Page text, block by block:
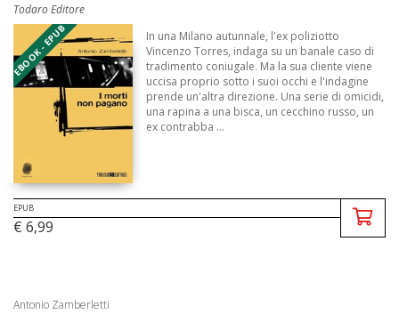
Todaro Editore
EBOOK - EPUB
In una Milano autunnale, l'ex poliziotto
Vincenzo Torres, indaga su un banale caso di
tradimento coniugale. Ma la sua cliente viene
uccisa proprio sotto i suoi occhi e l'indagine
prende un'altra direzione. Una serie di omicidi,
una rapina a una bisca, un cecchino russo, un
ex contrabba ...
EPUB
€ 6,99
Antonio Zamberletti